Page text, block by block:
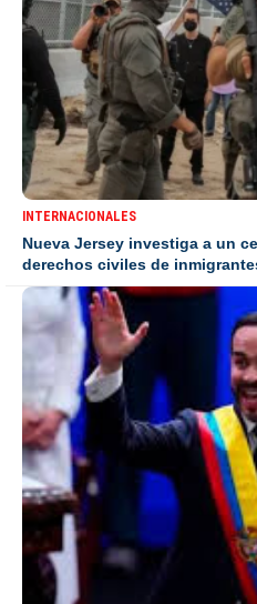
INTERNACIONALES
Nueva Jersey investiga a un
derechos civiles de